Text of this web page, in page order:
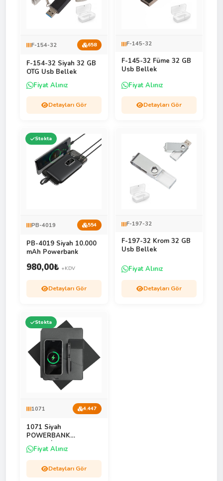
F-154-32 658
F-154-32 Siyah 32 GB
OTG Usb Bellek
Fiyat Alınız
Detayları Gör
F-145-32
F-145-32 Füme 32 GB
Usb Bellek
Fiyat Alınız
Detayları Gör
Stokta
PB-4019 554
PB-4019 Siyah 10.000
mAh Powerbank
980,00₺ +KDV
Detayları Gör
F-197-32
F-197-32 Krom 32 GB
Usb Bellek
Fiyat Alınız
Detayları Gör
Stokta
1071 4.447
1071 Siyah
POWERBANK
ORGANİZER
Fiyat Alınız
Detayları Gör